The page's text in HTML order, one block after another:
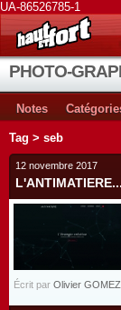
UA-86526785-1
PHOTO-
Notes
Tag > seb
12 novembre 2017
L'ANTIMATIERE...
Écrit par Olivier GOMEZ